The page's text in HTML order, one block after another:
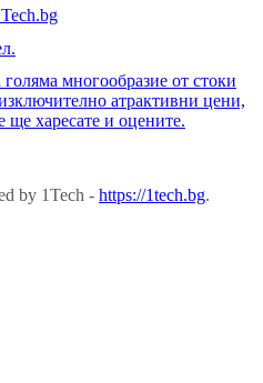
голяма многообразие от стоки
атрактивни цени,
ще харесате и оцените.
by 1Tech - https://1tech.bg.